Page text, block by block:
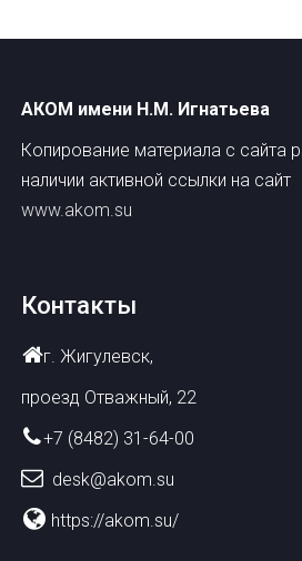
АКОМ имени Н.М. Игнатьева
Копирование материала с сайта
наличии активной ссылки на сайт
www.akom.su
Контакты
г. Жигулевск,
проезд Отважный, 22
+7 (8482) 31-64-00
desk@akom.su
https://akom.su/